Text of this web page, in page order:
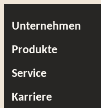
Unternehmen
Produkte
Service
Karriere